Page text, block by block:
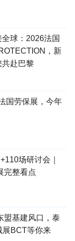
球：2026法国
，新
赴巴黎
国劳保展，今年
场研讨会｜
完整看点
盟基建风口，泰
展BCT等你来